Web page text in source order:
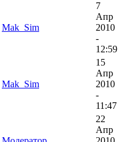
Mak_Sim
7
Апр
2010
-
12:59
Mak_Sim
15
Апр
2010
-
11:47
22
Апр